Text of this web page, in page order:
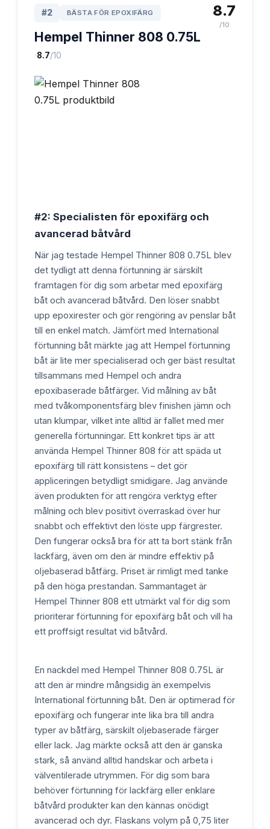
#2 BÄSTA FÖR EPOXIFÄRG
Hempel Thinner 808 0.75L
·8.7/10
8.7
/10
#2: Specialisten för epoxifärg och
avancerad båtvård
När jag testade Hempel Thinner 808 0.75L blev
det tydligt att denna förtunning är särskilt
framtagen för dig som arbetar med epoxifärg
båt och avancerad båtvård. Den löser snabbt
upp epoxirester och gör rengöring av penslar båt
till en enkel match. Jämfört med International
förtunning båt märkte jag att Hempel förtunning
båt är lite mer specialiserad och ger bäst resultat
tillsammans med Hempel och andra
epoxibaserade båtfärger. Vid målning av båt
med tvåkomponentsfärg blev finishen jämn och
utan klumpar, vilket inte alltid är fallet med mer
generella förtunningar. Ett konkret tips är att
använda Hempel Thinner 808 för att späda ut
epoxifärg till rätt konsistens – det gör
appliceringen betydligt smidigare. Jag använde
även produkten för att rengöra verktyg efter
målning och blev positivt överraskad över hur
snabbt och effektivt den löste upp färgrester.
Den fungerar också bra för att ta bort stänk från
lackfärg, även om den är mindre effektiv på
oljebaserad båtfärg. Priset är rimligt med tanke
på den höga prestandan. Sammantaget är
Hempel Thinner 808 ett utmärkt val för dig som
prioriterar förtunning för epoxifärg båt och vill ha
ett proffsigt resultat vid båtvård.
En nackdel med Hempel Thinner 808 0.75L är
att den är mindre mångsidig än exempelvis
International förtunning båt. Den är optimerad för
epoxifärg och fungerar inte lika bra till andra
typer av båtfärg, särskilt oljebaserade färger
eller lack. Jag märkte också att den är ganska
stark, så använd alltid handskar och arbeta i
välventilerade utrymmen. För dig som bara
behöver förtunning för lackfärg eller enklare
båtvård produkter kan den kännas onödigt
avancerad och dyr. Flaskans volym på 0,75 liter